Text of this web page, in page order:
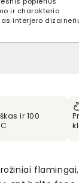
ir charakterio
interjero
ir 100
rožiniai